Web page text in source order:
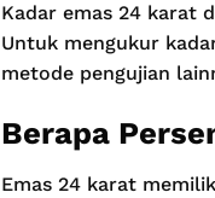
Kadar emas 24 karat
Untuk mengukur
metode pengujian
Berapa
Emas 24 karat